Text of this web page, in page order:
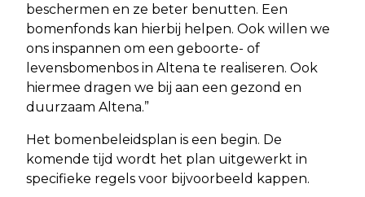
beschermen en ze beter benutten. Een
bomenfonds kan hierbij helpen. Ook willen we
ons inspannen om een geboorte- of
levensbomenbos in Altena te realiseren. Ook
hiermee dragen we bij aan een gezond en
duurzaam Altena.”
Het bomenbeleidsplan is een begin. De
komende tijd wordt het plan uitgewerkt in
specifieke regels voor bijvoorbeeld kappen.